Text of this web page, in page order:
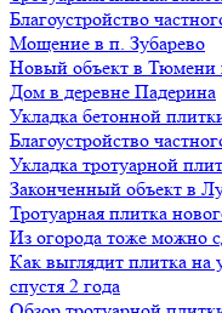
Благоустройство
Мощение в п. Зубарево
Новый объект в Тюмени
Дом в деревне Падерина
Укладка бетонной
Благоустройство
Укладка тротуарной
Законченный объект в
Тротуарная плитка
Из огорода тоже можно
Как выглядит плитка на
спустя 2 года